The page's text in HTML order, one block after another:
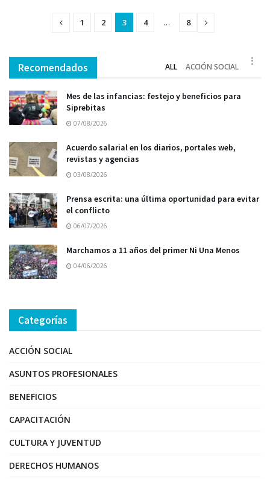
1 2 3 4 … 8
Recomendados ALL ACCIÓN SOCIAL
Mes de las infancias: festejo y beneficios para
Siprebitas
07/08/2026
Acuerdo salarial en los diarios, portales web,
revistas y agencias
03/08/2026
Prensa escrita: una última oportunidad para evitar
el conflicto
06/07/2026
Marchamos a 11 años del primer Ni Una Menos
04/06/2026
Categorías
ACCIÓN SOCIAL
ASUNTOS PROFESIONALES
BENEFICIOS
CAPACITACIÓN
CULTURA Y JUVENTUD
DERECHOS HUMANOS